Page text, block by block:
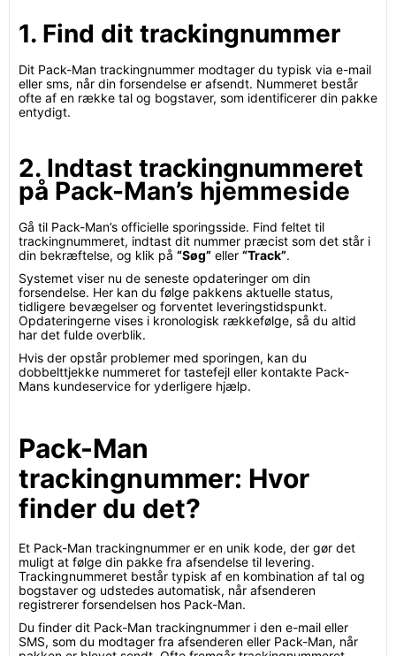
1. Find dit trackingnummer
Dit Pack-Man trackingnummer modtager du typisk via e-mail
eller sms, når din forsendelse er afsendt. Nummeret består
ofte af en række tal og bogstaver, som identificerer din pakke
entydigt.
2. Indtast trackingnummeret
på Pack-Man’s hjemmeside
Gå til Pack-Man’s officielle sporingsside. Find feltet til
trackingnummeret, indtast dit nummer præcist som det står i
din bekræftelse, og klik på “Søg” eller “Track”.
Systemet viser nu de seneste opdateringer om din
forsendelse. Her kan du følge pakkens aktuelle status,
tidligere bevægelser og forventet leveringstidspunkt.
Opdateringerne vises i kronologisk rækkefølge, så du altid
har det fulde overblik.
Hvis der opstår problemer med sporingen, kan du
dobbelttjekke nummeret for tastefejl eller kontakte Pack-
Mans kundeservice for yderligere hjælp.
Pack-Man
trackingnummer: Hvor
finder du det?
Et Pack-Man trackingnummer er en unik kode, der gør det
muligt at følge din pakke fra afsendelse til levering.
Trackingnummeret består typisk af en kombination af tal og
bogstaver og udstedes automatisk, når afsenderen
registrerer forsendelsen hos Pack-Man.
Du finder dit Pack-Man trackingnummer i den e-mail eller
SMS, som du modtager fra afsenderen eller Pack-Man, når